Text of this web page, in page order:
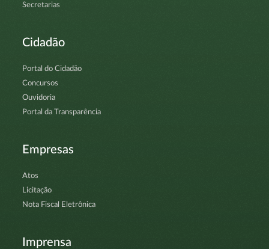
Secretarias
Cidadão
Portal do Cidadão
Concursos
Ouvidoria
Portal da Transparência
Empresas
Atos
Licitação
Nota Fiscal Eletrônica
Imprensa